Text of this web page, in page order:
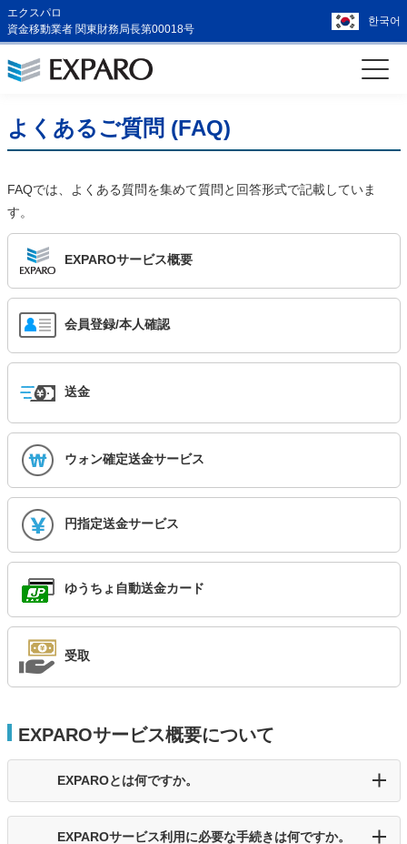
エクスパロ
資金移動業者 関東財務局長第00018号
한국어
よくあるご質問 (FAQ)
FAQでは、よくある質問を集めて質問と回答形式で記載していま
す。
EXPAROサービス概要
会員登録/本人確認
送金
ウォン確定送金サービス
円指定送金サービス
ゆうちょ自動送金カード
受取
EXPAROサービス概要について
EXPAROとは何ですか。
EXPAROサービス利用に必要な手続きは何ですか。